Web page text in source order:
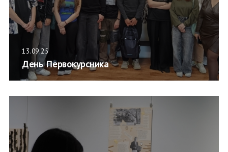
13.09.25
День Первокурсника